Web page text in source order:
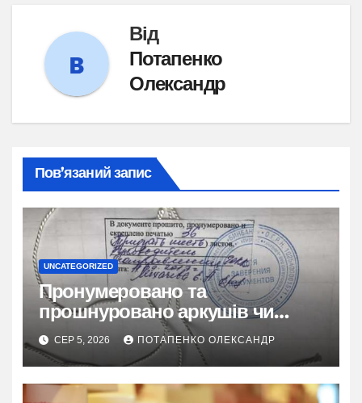
Від
Потапенко
Олександр
Пов’язаний запис
UNCATEGORIZED
Пронумеровано та
прошнуровано аркушів чи
сторінок: повний гайд
СЕР 5, 2026 ПОТАПЕНКО ОЛЕКСАНДР